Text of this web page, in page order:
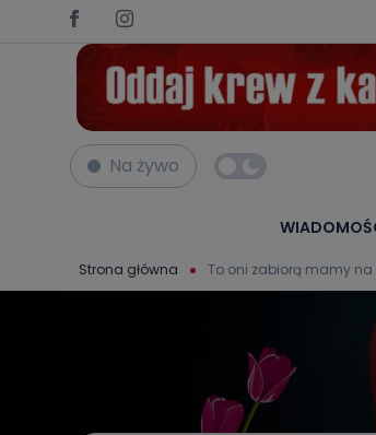
Na żywo
Strona główna To oni zabiorą mamy na